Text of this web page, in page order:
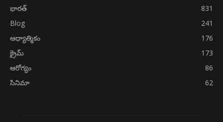
భారత్
831
Blog
241
ఆధ్యాత్మికం
176
క్రైమ్
173
ఆరోగ్యం
86
సినిమా
62